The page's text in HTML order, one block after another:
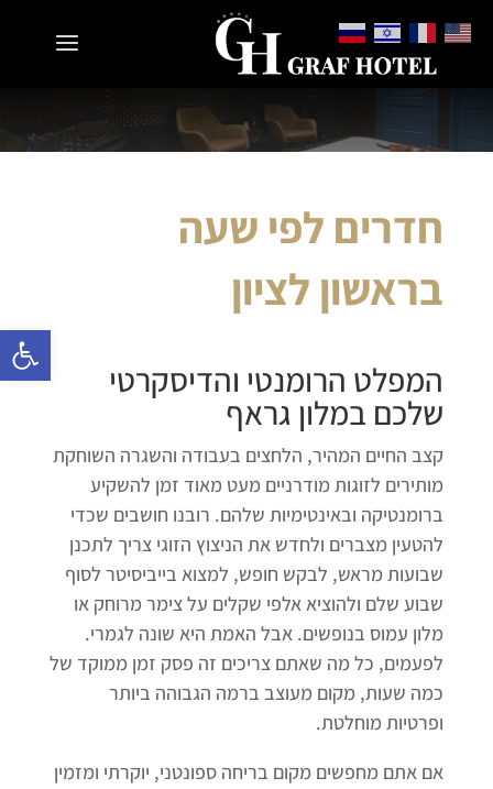
חדרים לפי שעה
בראשון לציון
המפלט הרומנטי והדיסקרטי
שלכם במלון גראף
קצב החיים המהיר, הלחצים בעבודה והשגרה השוחקת
מותירים לזוגות מודרניים מעט מאוד זמן להשקיע
ברומנטיקה ובאינטימיות שלהם. רובנו חושבים שכדי
להטעין מצברים ולחדש את הניצוץ הזוגי צריך לתכנן
שבועות מראש, לבקש חופש, למצוא בייביסיטר לסוף
שבוע שלם ולהוציא אלפי שקלים על צימר מרוחק או
מלון עמוס בנופשים. אבל האמת היא שונה לגמרי.
לפעמים, כל מה שאתם צריכים זה פסק זמן ממוקד של
כמה שעות, מקום מעוצב ברמה הגבוהה ביותר
ופרטיות מוחלטת.
אם אתם מחפשים מקום בריחה ספונטני, יוקרתי ומזמין